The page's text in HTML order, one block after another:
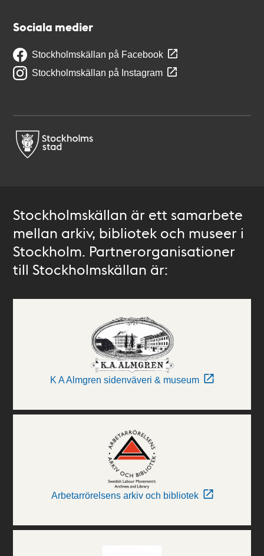
Sociala medier
Stockholmskällan på Facebook
Stockholmskällan på Instagram
Stockholmskällan är ett samarbete
mellan arkiv, bibliotek och museer i
Stockholm. Partnerorganisationer
till Stockholmskällan är:
K A Almgren sidenväveri & museum
Arbetarrörelsens arkiv och bibliotek